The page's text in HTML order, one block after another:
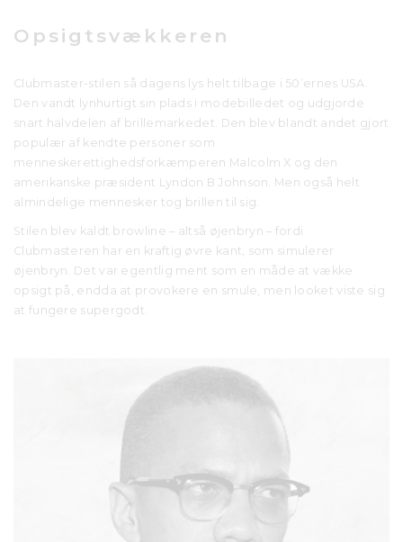
Opsigtsvækkeren
Clubmaster-stilen så dagens lys helt tilbage i 50’ernes USA.
Den vandt lynhurtigt sin plads i modebilledet og udgjorde
snart halvdelen af brillemarkedet. Den blev blandt andet gjort
populær af kendte personer som
menneskerettighedsforkæmperen Malcolm X og den
amerikanske præsident Lyndon B Johnson. Men også helt
almindelige mennesker tog brillen til sig.
Stilen blev kaldt browline – altså øjenbryn – fordi
Clubmasteren har en kraftig øvre kant, som simulerer
øjenbryn. Det var egentlig ment som en måde at vække
opsigt på, endda at provokere en smule, men looket viste sig
at fungere supergodt.